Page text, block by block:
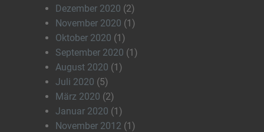
Dezember 2020 (2)
November 2020 (1)
Oktober 2020 (1)
September 2020 (1)
August 2020 (1)
Juli 2020 (5)
März 2020 (2)
Januar 2020 (1)
November 2012 (1)